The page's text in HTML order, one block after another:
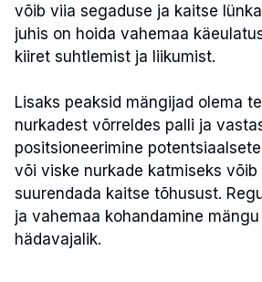
võib viia segaduse ja kaitse
juhis on hoida vahemaa
kiiret suhtlemist ja liikumist.
Lisaks peaksid mängijad olema
nurkadest võrreldes palli ja
positsioneerimine
või viske nurkade katmiseks võib
suurendada kaitse tõhusust.
ja vahemaa kohandamine
hädavajalik.